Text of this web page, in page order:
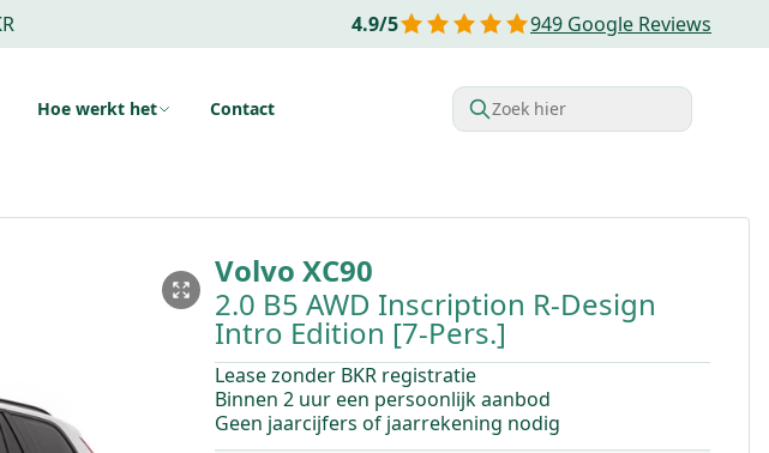
4.9/5 949 Google Reviews
Hoe werkt het Contact Zoek hier
Volvo XC90
2.0 B5 AWD Inscription R-Design
Intro Edition [7-Pers.]
Lease zonder BKR registratie
Binnen 2 uur een persoonlijk aanbod
Geen jaarcijfers of jaarrekening nodig